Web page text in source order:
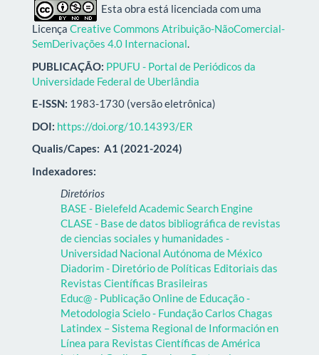
Esta obra está licenciada com uma
Licença Creative Commons Atribuição-NãoComercial-
SemDerivações 4.0 Internacional.
PUBLICAÇÃO: PPUFU - Portal de Periódicos da
Universidade Federal de Uberlândia
E-ISSN: 1983-1730 (versão eletrônica)
DOI: https://doi.org/10.14393/ER
Qualis/Capes: A1 (2021-2024)
Indexadores:
Diretórios
BASE - Bielefeld Academic Search Engine
CLASE - Base de datos bibliográfica de revistas
de ciencias sociales y humanidades -
Universidad Nacional Autónoma de México
Diadorim - Diretório de Políticas Editoriais das
Revistas Científicas Brasileiras
Educ@ - Publicação Online de Educação -
Metodologia Scielo - Fundação Carlos Chagas
Latindex – Sistema Regional de Información en
Línea para Revistas Científicas de América